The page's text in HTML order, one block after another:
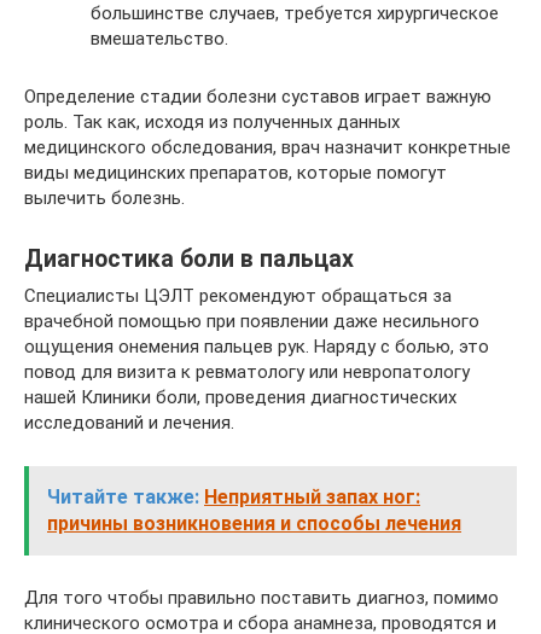
большинстве случаев, требуется хирургическое
вмешательство.
Определение стадии болезни суставов играет важную
роль. Так как, исходя из полученных данных
медицинского обследования, врач назначит конкретные
виды медицинских препаратов, которые помогут
вылечить болезнь.
Диагностика боли в пальцах
Специалисты ЦЭЛТ рекомендуют обращаться за
врачебной помощью при появлении даже несильного
ощущения онемения пальцев рук. Наряду с болью, это
повод для визита к ревматологу или невропатологу
нашей Клиники боли, проведения диагностических
исследований и лечения.
Читайте также: Неприятный запах ног:
причины возникновения и способы лечения
Для того чтобы правильно поставить диагноз, помимо
клинического осмотра и сбора анамнеза, проводятся и